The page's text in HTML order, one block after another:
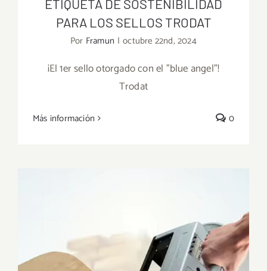
ETIQUETA DE SOSTENIBILIDAD PARA
ETIQUETA DE SOSTENIBILIDAD
PARA LOS SELLOS TRODAT
Por Framun | octubre 22nd, 2024
¡El 1er sello otorgado con el "blue angel"!
Trodat
Más información 0